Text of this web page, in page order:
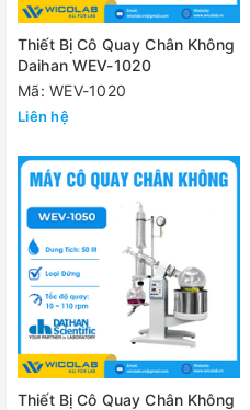
Thiết Bị Cô Quay Chân Không
Daihan WEV-1020
Mã: WEV-1020
Liên hệ
Thiết Bị Cô Quay Chân Không